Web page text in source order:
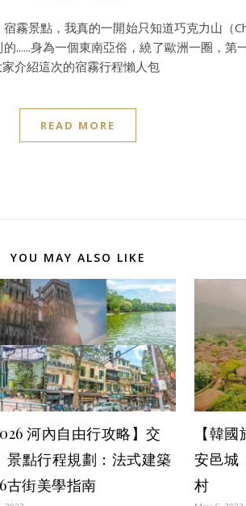
霧景點，我真的一開始只知道巧克力山（
......身為一個東南亞俗，繞了歐洲一圈，第
介紹這次的宿霧行程懶人包
READ MORE
YOU MAY ALSO LIKE
河內自由行攻略】交
景點行程規劃：法式建築
古街美學指南
【韓
安邑城
村